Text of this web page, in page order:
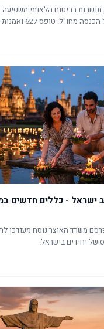
בביטוח הלאומי משפיעה
טופס 627 ואמנות ביטוח.
ישראל - כללים חדשים
02.07.2025 פרסם משרד האוצר נוסח
של יחידים בישראל.